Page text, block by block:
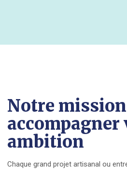
Notre
accompagner
ambition
Chaque grand projet artisanal ou